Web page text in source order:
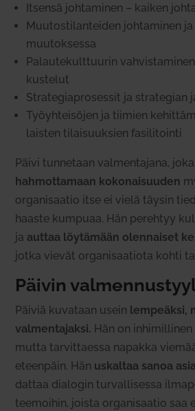
Itsensä joh­ta­minen – kaiken
Muu­tos­ti­lan­teiden joh­ta­minen
muu­tok­sessa
Palau­te­kult­tuurin
kus­telut
Stra­te­gia­pro­sessit ja stra­tegian
Työyh­tei­söjen ja tiimien
laisten tilai­suuksien fasi­li­tointi
Päivi tun­netaan val­men­tajana,
hah­mot­tamaan koko­nai­suuden
orga­ni­saatio itse ei vielä täysin
haaste kumpuaa. Hän perehtyy
ja auttaa löy­tämään olen­naiset
jotka vievät orga­ni­saa­tiota kohti
Päivin
Päiviä kuvataan usein lem­peäksi,
val­men­ta­jaksi. Hän on
mutta tar­vit­taessa napakka
eteenpäin. Hän uskaltaa sanoa
dattaa dia­login tur­val­li­sessa
tee­moihin, joista orga­ni­saatio saa